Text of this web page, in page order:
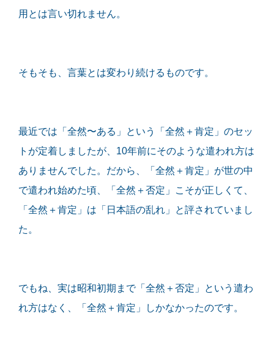
用とは言い切れません。
そもそも、言葉とは変わり続けるものです。
最近では「全然〜ある」という「全然＋肯定」のセッ
トが定着しましたが、10年前にそのような遣われ方は
ありませんでした。だから、「全然＋肯定」が世の中
で遣われ始めた頃、「全然＋否定」こそが正しくて、
「全然＋肯定」は「日本語の乱れ」と評されていまし
た。
でもね、実は昭和初期まで「全然＋否定」という遣わ
れ方はなく、「全然＋肯定」しかなかったのです。